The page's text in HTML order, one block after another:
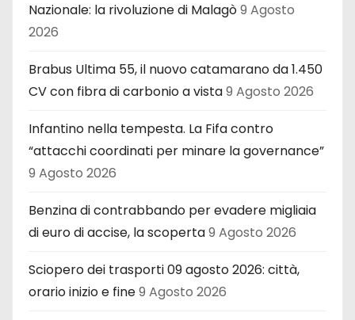
Nazionale: la rivoluzione di Malagò9 Agosto
2026
Brabus Ultima 55, il nuovo catamarano da 1.450
CV con fibra di carbonio a vista9 Agosto 2026
Infantino nella tempesta. La Fifa contro
“attacchi coordinati per minare la governance”
9 Agosto 2026
Benzina di contrabbando per evadere migliaia
di euro di accise, la scoperta9 Agosto 2026
Sciopero dei trasporti 09 agosto 2026: città,
orario inizio e fine9 Agosto 2026